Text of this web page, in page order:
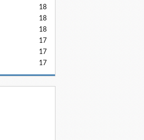
18
18
18
17
17
17